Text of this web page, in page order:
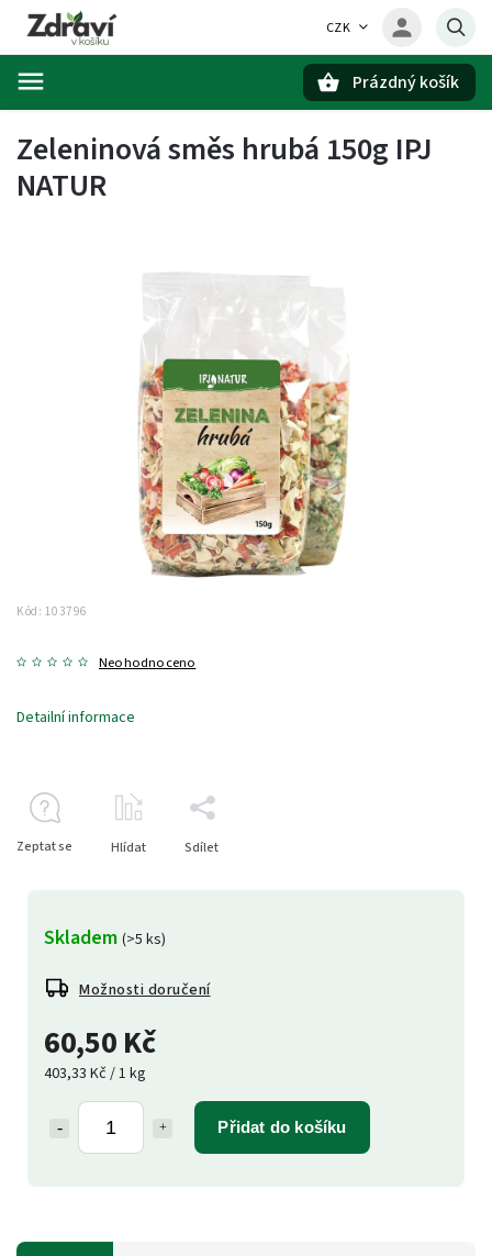
CZK
Prázdný košík
Zeleninová směs hrubá 150g IPJ
NATUR
Kód: 103796
Neohodnoceno
60,50 Kč
403,33 Kč / 1 kg
Přidat do košíku
Skladem (>5 ks)
Možnosti doručení
Detailní informace
Zeptat se Hlídat Sdílet